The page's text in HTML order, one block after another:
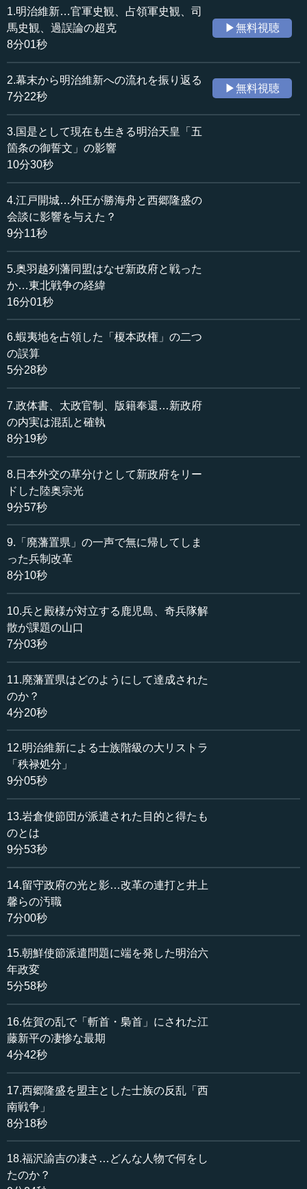
たな史観のこころみ」＜後編＞より、全22話中第8話）
追加日：2019年4月27日
カテゴリー：
歴史・民族
≪全文≫
●不平等条約解消、三国干渉受諾の偉業を成し遂げた
陸奥宗光がどういう人であるかは、歴史の授業にも出て
きます。ここまでに、参議など大臣クラスの官職名が出て
きましたが、きちんとした定めはありませんでした。初め
ての憲政内閣になるのが伊藤博文内閣であり、そこで外務
大臣を務めたのが陸奥です。
幕末より日本は不平等条約に悩んできましたが、一連の
不平等条約改正に当たったのが陸奥宗光の大いなる偉業で
した。その後、日清戦争が始まると軍略に詳しいことから
やはり外交の任に当たりますが、終結時には三国干渉を受
けることになります。
三国干渉は、ロシア・フランス・ドイツからの圧力で、
日本が中国から取り上げたものを返還するようにという勧
告でした。伊藤博文は困り果てます。天皇陛下は当時、前
線の広島で執務をされていて、閣議も広島で行われていま
した。陸奥はこの頃、肺結核を患って療養中でしたが、そ
の病床で閣議が開かれました。高熱の陸奥でしたが、どう
したらいいか問われると、言下に「三国を受け入れるよう
に」と答えました。
この干渉に対して伊藤には、戦争に勝っている以上、不
当ではないかという考えがありました。列国会議を開き、
公平な審判をすべきだという考えだったのですが、陸奥
なる。外交巧者の中国が何をしてくるか分からない。この
機に乗じ、三国に応じて速やかに賠償し、遼東半島を返せ
ば、それで片付く」と言う。実際、それ以降は沙汰止みに
なり、日本は大混乱に巻き込まれずに済みました。陸奥は
この後ほどなく亡くなりますが、彼のような人物が明治初
年にいたのです。
●日本外交の草分けとして新政府をリード
若い頃の陸奥は、当時の風潮として誰もがしたように尊
皇攘夷を説き、人物という人物の門を訪ね、勉強に励みま
海軍操練所は素性の正しからぬ脱藩者がいるということで
お取りつぶしとなります。その後は坂本龍馬の海援隊に入
り、倒幕運動の行動家になっていきます。
前に「独り天下の形勢を察するところがあり」、幕府軍の
後をついて大坂に赴き、後の駐日公使アーネスト・サトウ
を通じて、パークス（幕末～明治初期の英国公使）に面会
を申し入れます。今後の新政府の外交をど...
1.明治維新…官軍史観、占領軍史観、司
馬史観、過誤論の超克
8分01秒
▶無料視聴
2.幕末から明治維新への流れを振り返る
7分22秒
▶無料視聴
3.国是として現在も生きる明治天皇「五
箇条の御誓文」の影響
10分30秒
4.江戸開城…外圧が勝海舟と西郷隆盛の
会談に影響を与えた？
9分11秒
5.奥羽越列藩同盟はなぜ新政府と戦った
か…東北戦争の経緯
16分01秒
6.蝦夷地を占領した「榎本政権」の二つ
の誤算
5分28秒
7.政体書、太政官制、版籍奉還…新政府
の内実は混乱と確執
8分19秒
8.日本外交の草分けとして新政府をリー
ドした陸奥宗光
9分57秒
9.「廃藩置県」の一声で無に帰してしま
った兵制改革
8分10秒
10.兵と殿様が対立する鹿児島、奇兵隊解
散が課題の山口
7分03秒
11.廃藩置県はどのようにして達成された
のか？
4分20秒
12.明治維新による士族階級の大リストラ
「秩禄処分」
9分05秒
13.岩倉使節団が派遣された目的と得たも
のとは
9分53秒
14.留守政府の光と影…改革の連打と井上
馨らの汚職
7分00秒
15.朝鮮使節派遣問題に端を発した明治六
年政変
5分58秒
16.佐賀の乱で「斬首・梟首」にされた江
藤新平の凄惨な最期
4分42秒
17.西郷隆盛を盟主とした士族の反乱「西
南戦争」
8分18秒
18.福沢諭吉の凄さ…どんな人物で何をし
たのか？